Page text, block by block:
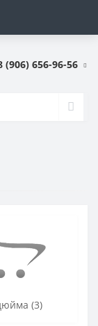
(906) 656-96-56
(3)